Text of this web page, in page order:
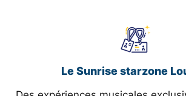
Le Sunrise starzone